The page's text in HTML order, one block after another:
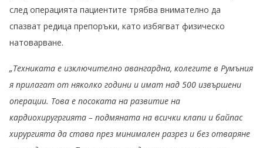
след операцията пациентите трябва внимателно да
спазват редица препоръки, като избягват физическо
натоварване.
„Техниката е изключително авангардна, колегите в Румъния
я прилагат от няколко години и имат над 500 извършени
операции. Това е посоката на развитие на
кардиохиругргията – подмяната на всички клапи и байпас
хирургията да става през минимален разрез и без отваряне